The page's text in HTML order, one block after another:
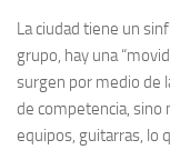
La ciudad tiene un
grupo, hay una
surgen por medio de
de competencia, sino
equipos, guitarras, lo